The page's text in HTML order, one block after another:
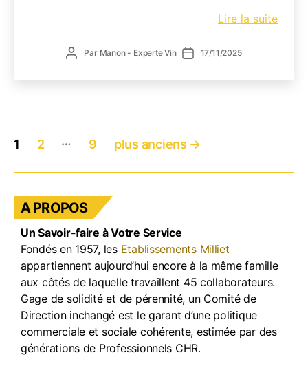
Lire la suiteLe
:
votre
AuteurPar Manon - Experte Vin Date
17/11/2025
Pagination
des
publications
1 2 … 9 plus anciens →
A PROPOS
Un Savoir-faire à Votre Service
Fondés en 1957, les Etablissements Milliet
appartiennent aujourd’hui encore à la même famille
aux côtés de laquelle travaillent 45 collaborateurs.
Gage de solidité et de pérennité, un Comité de
Direction inchangé est le garant d’une politique
commerciale et sociale cohérente, estimée par des
générations de Professionnels CHR.